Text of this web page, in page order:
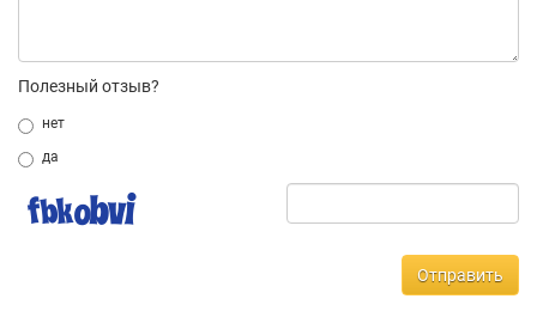
Полезный отзыв?
нет
да
Отправить